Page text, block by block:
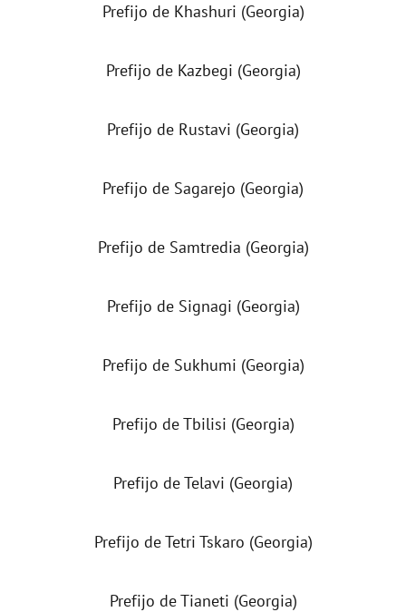
Prefijo de Khashuri (Georgia)
Prefijo de Kazbegi (Georgia)
Prefijo de Rustavi (Georgia)
Prefijo de Sagarejo (Georgia)
Prefijo de Samtredia (Georgia)
Prefijo de Signagi (Georgia)
Prefijo de Sukhumi (Georgia)
Prefijo de Tbilisi (Georgia)
Prefijo de Telavi (Georgia)
Prefijo de Tetri Tskaro (Georgia)
Prefijo de Tianeti (Georgia)